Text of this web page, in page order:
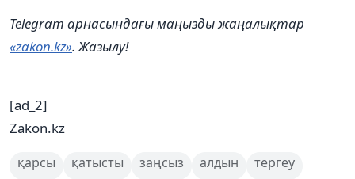
Telegram арнасындағы маңызды жаңалықтар
«zakon.kz». Жазылу!
[ad_2]
Zakon.kz
қарсы қатысты заңсыз алдын
тергеу